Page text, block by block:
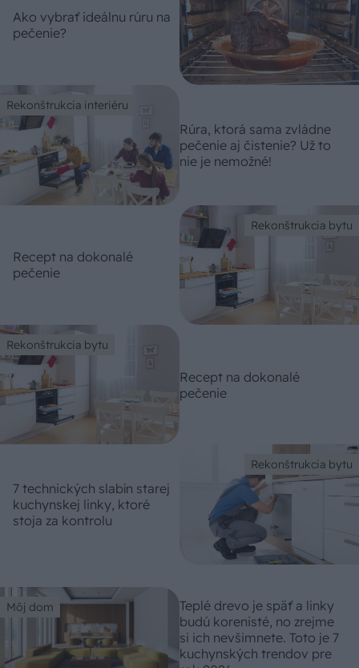
Ako vybrať ideálnu rúru na
pečenie?
Rekonštrukcia interiéru
Rúra, ktorá sama zvládne
pečenie aj čistenie? Už to
nie je nemožné!
Rekonštrukcia bytu
Recept na dokonalé
pečenie
Rekonštrukcia bytu
Recept na dokonalé
pečenie
Rekonštrukcia bytu
7 technických slabín starej
kuchynskej linky, ktoré
stoja za kontrolu
Môj dom
Teplé drevo je späť a linky
budú korenisté, no zrejme
si ich nevšimnete. Toto je 7
kuchynských trendov pre